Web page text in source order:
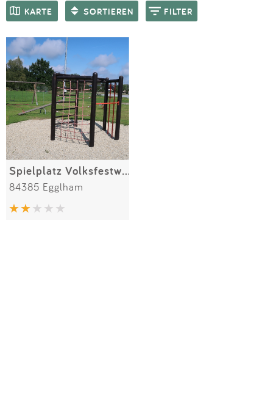
Anmelden
KARTE SORTIEREN FILTER
SPIELGERÄTE
Spielplatz Volksfestwiese
84385 Egglham